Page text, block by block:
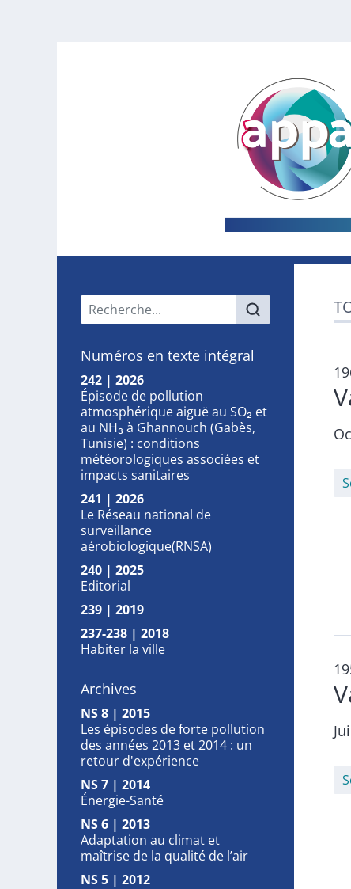
Menu principal
Numéros en texte intégral
242 | 2026
Épisode de pollution
atmosphérique aiguë au SO₂ et
au NH₃ à Ghannouch (Gabès,
Tunisie) : conditions
météorologiques associées et
impacts sanitaires
241 | 2026
Le Réseau national de
surveillance
aérobiologique(RNSA)
240 | 2025
Editorial
239 | 2019
237-238 | 2018
Habiter la ville
Archives
NS 8 | 2015
Les épisodes de forte pollution
des années 2013 et 2014 : un
retour d'expérience
NS 7 | 2014
Énergie-Santé
NS 6 | 2013
Adaptation au climat et
maîtrise de la qualité de l’air
NS 5 | 2012